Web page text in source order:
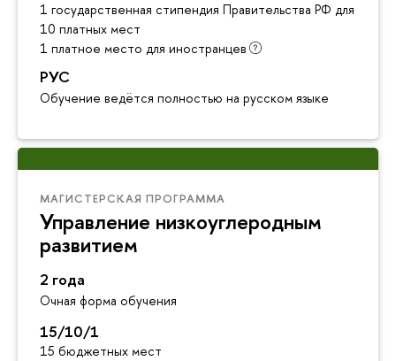
1 государственная стипендия Правительства РФ для
10 платных мест
1 платное место для иностранцев
РУС
Обучение ведётся полностью на русском языке
МАГИСТЕРСКАЯ ПРОГРАММА
Управление низкоуглеродным
развитием
2 года
Очная форма обучения
15/10/1
15 бюджетных мест